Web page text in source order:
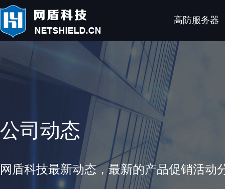
高防服务器
公司动态
网盾科技最新动态，最新的产品促销活